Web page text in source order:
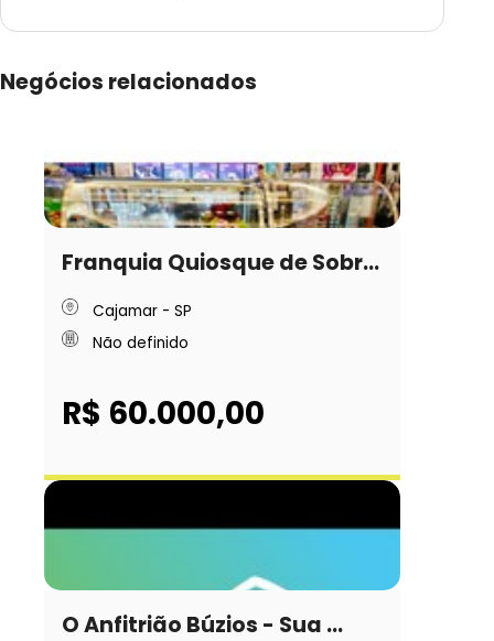
Negócios relacionados
Franquia Quiosque de Sobr...
Cajamar - SP
Não definido
R$ 60.000,00
O Anfitrião Búzios - Sua ...